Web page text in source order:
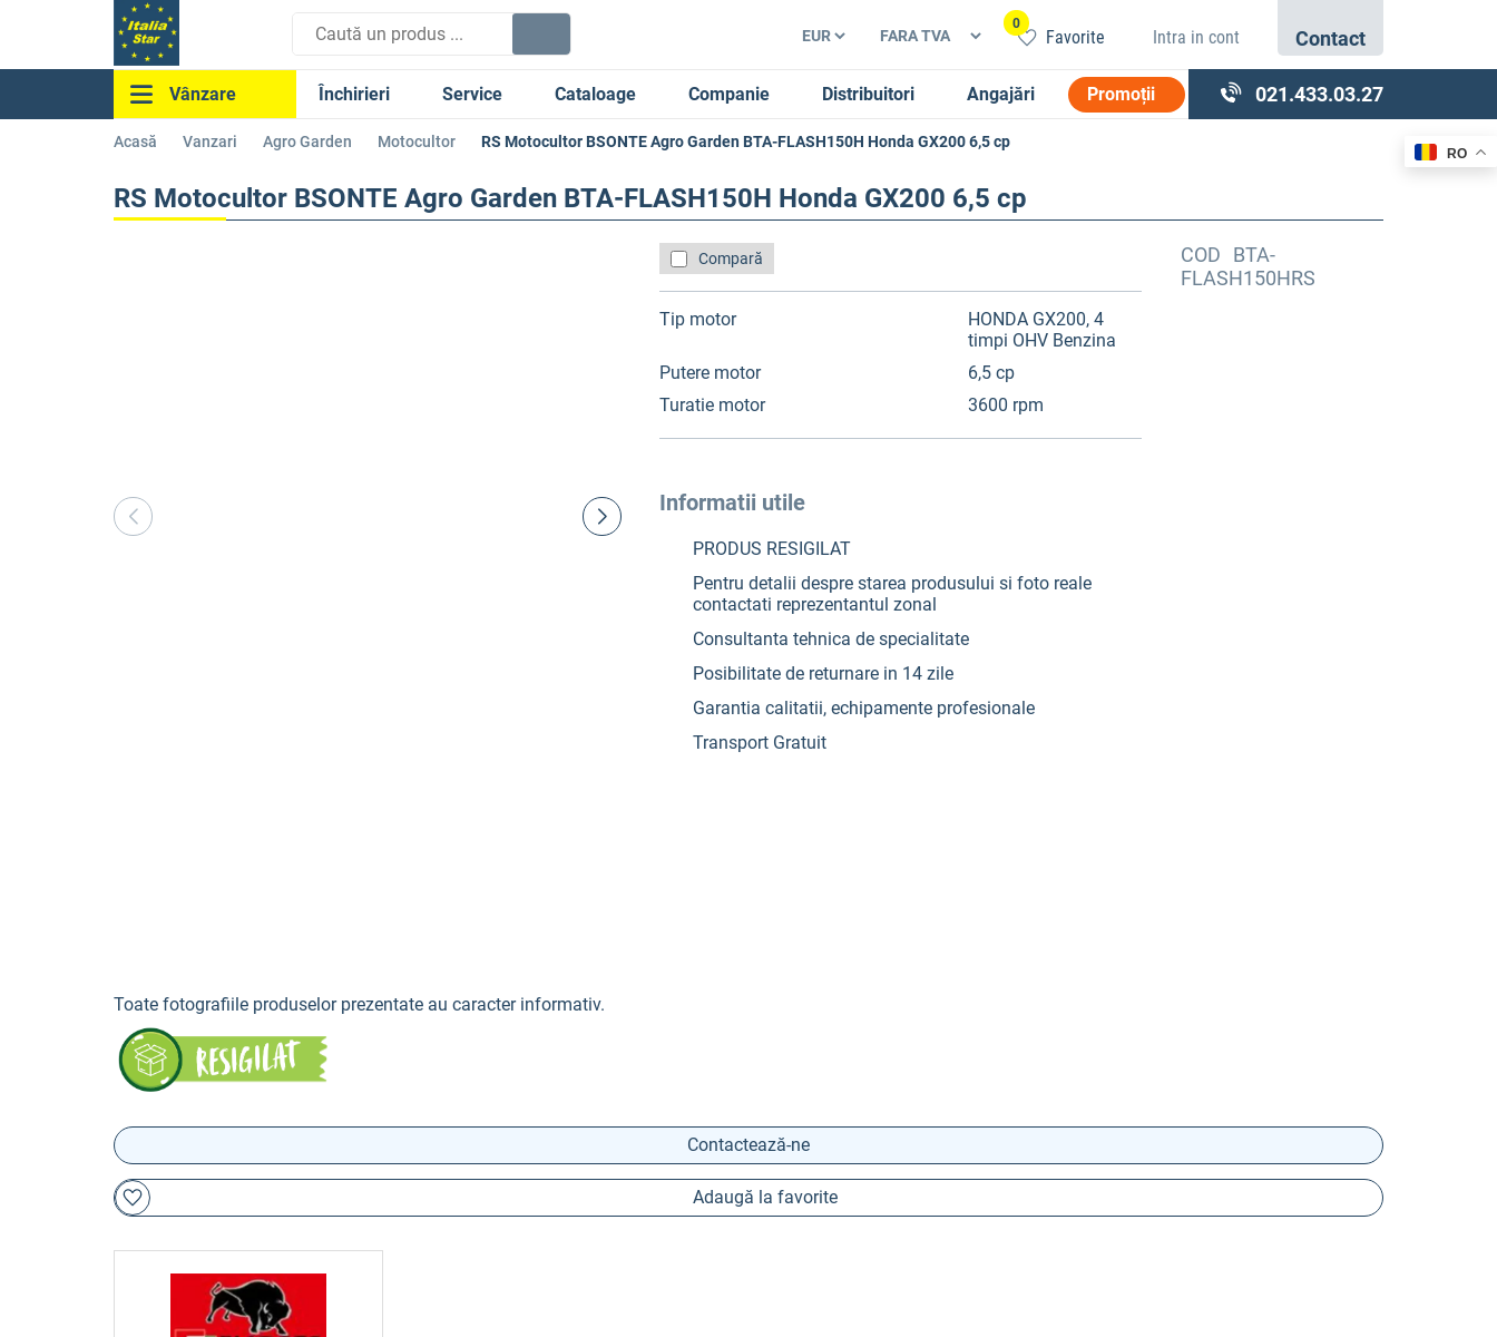
Favorite
0
Intra in cont Contact
Vânzare Închirieri Service Cataloage Companie Distribuitori Angajări Promoții 021.433.03.27
Acasă Vanzari Agro Garden Motocultor RS Motocultor BSONTE Agro Garden BTA-FLASH150H Honda GX200 6,5 cp
RS Motocultor BSONTE Agro Garden BTA-FLASH150H Honda GX200 6,5 cp
Toate fotografiile produselor prezentate au caracter informativ.
Compară
Tip motor
HONDA GX200, 4
timpi OHV Benzina
Putere motor
6,5 cp
Turatie motor
3600 rpm
Informatii utile
PRODUS RESIGILAT
Pentru detalii despre starea produsului si foto reale
contactati reprezentantul zonal
Consultanta tehnica de specialitate
Posibilitate de returnare in 14 zile
Garantia calitatii, echipamente profesionale
Transport Gratuit
COD
BTA-
FLASH150HRS
Contactează-ne
Adaugă la favorite
RO